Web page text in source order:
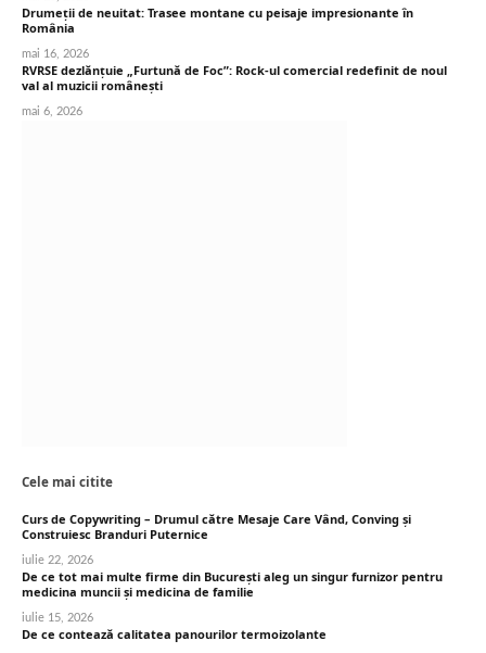
Drumeții de neuitat: Trasee montane cu peisaje impresionante în
România
mai 16, 2026
RVRSE dezlănțuie „Furtună de Foc”: Rock-ul comercial redefinit de noul
val al muzicii românești
mai 6, 2026
Cele mai citite
Curs de Copywriting – Drumul către Mesaje Care Vând, Conving și
Construiesc Branduri Puternice
iulie 22, 2026
De ce tot mai multe firme din București aleg un singur furnizor pentru
medicina muncii și medicina de familie
iulie 15, 2026
De ce contează calitatea panourilor termoizolante